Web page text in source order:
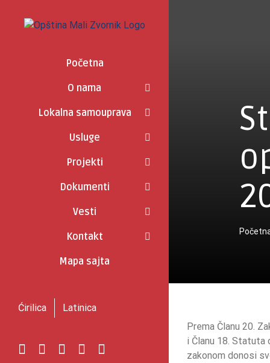
Početna
O nama
Lokalna samouprava
Usluge
Projekti
Dokumenti
Vesti
Kontakt
Mapa sajta
Ćirilica Latinica
FacebookInstagram
YouTube
Twitter
Prema Članu 20.
i Članu 18. Statuta
zakonom donosi